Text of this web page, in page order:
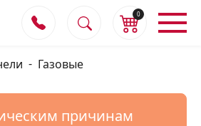
0
Газовые
причинам